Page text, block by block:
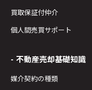
買取保証付仲介
個人間売買サポート
不動産売却基礎知識
媒介契約の種類